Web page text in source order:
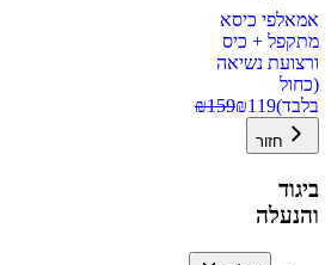
אמאלפי כיסא
מתקפל + כיס
ורצועת נשיאה
(כחול
בלבד)
₪119
₪159
חזור
ביגוד
והנעלה